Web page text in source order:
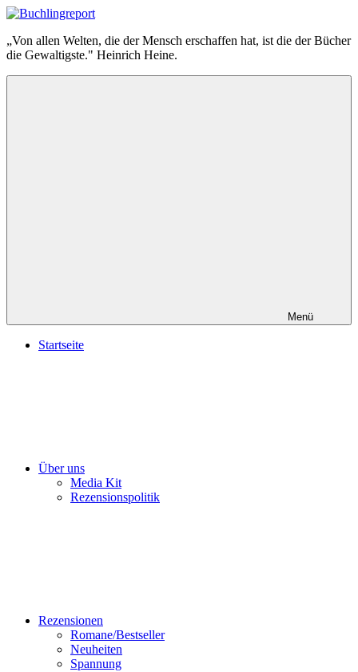
Zum
springen
Buchlingreport
„Von allen Welten, die der Mensch erschaffen hat, ist die der Bücher
die Gewaltigste." Heinrich Heine.
Menü
Startseite
Über uns
Media Kit
Rezensionspolitik
Rezensionen
Romane/Bestseller
Neuheiten
Spannung